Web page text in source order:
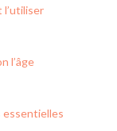
l’utiliser
l’âge
essentielles